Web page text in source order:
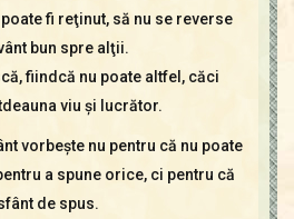
fi reţinut, să nu se reverse
bun spre alţii.
fiindcă nu poate altfel, căci
viu şi lucrător.
vorbeşte nu pentru că nu poate
a spune orice, ci pentru că
de spus.